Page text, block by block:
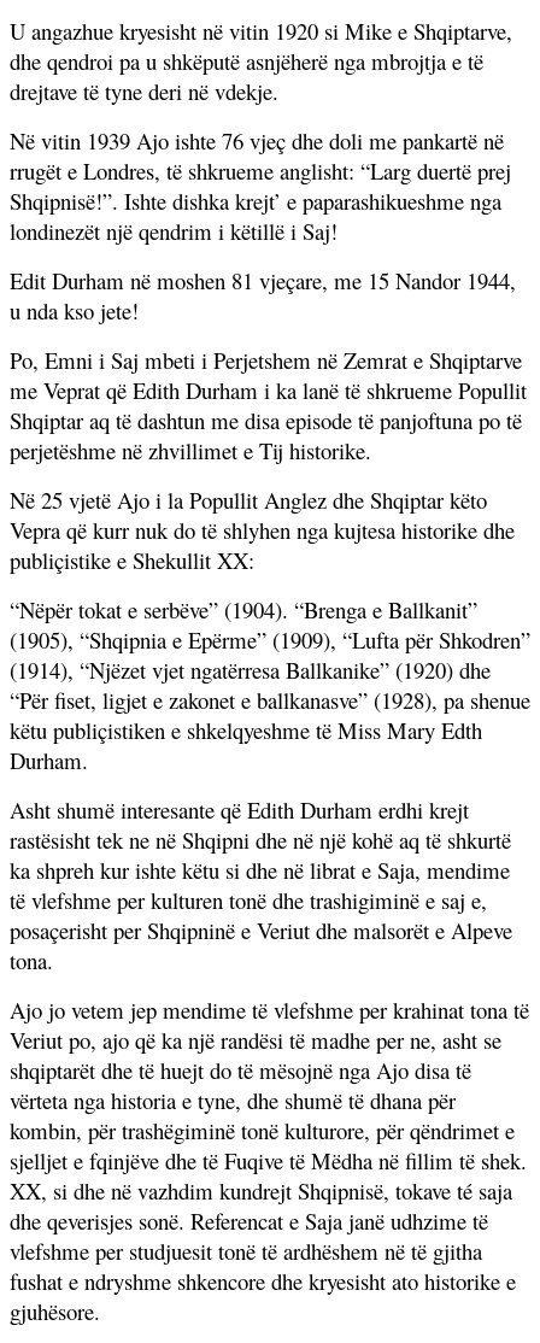
U angazhue kryesisht në vitin 1920 si Mike e Shqiptarve,
dhe qendroi pa u shkëputë asnjëherë nga mbrojtja e të
drejtave të tyne deri në vdekje.
Në vitin 1939 Ajo ishte 76 vjeç dhe doli me pankartë në
rrugët e Londres, të shkrueme anglisht: “Larg duertë prej
Shqipnisë!”. Ishte dishka krejt’ e paparashikueshme nga
londinezët një qendrim i këtillë i Saj!
Edit Durham në moshen 81 vjeçare, me 15 Nandor 1944,
u nda kso jete!
Po, Emni i Saj mbeti i Perjetshem në Zemrat e Shqiptarve
me Veprat që Edith Durham i ka lanë të shkrueme Popullit
Shqiptar aq të dashtun me disa episode të panjoftuna po të
perjetëshme në zhvillimet e Tij historike.
Në 25 vjetë Ajo i la Popullit Anglez dhe Shqiptar këto
Vepra që kurr nuk do të shlyhen nga kujtesa historike dhe
publiçistike e Shekullit XX:
“Nëpër tokat e serbëve” (1904). “Brenga e Ballkanit”
(1905), “Shqipnia e Epërme” (1909), “Lufta për Shkodren”
(1914), “Njëzet vjet ngatërresa Ballkanike” (1920) dhe
“Për fiset, ligjet e zakonet e ballkanasve” (1928), pa shenue
këtu publiçistiken e shkelqyeshme të Miss Mary Edth
Durham.
Asht shumë interesante që Edith Durham erdhi krejt
rastësisht tek ne në Shqipni dhe në një kohë aq të shkurtë
ka shpreh kur ishte këtu si dhe në librat e Saja, mendime
të vlefshme per kulturen tonë dhe trashigiminë e saj e,
posaçerisht per Shqipninë e Veriut dhe malsorët e Alpeve
tona.
Ajo jo vetem jep mendime të vlefshme per krahinat tona të
Veriut po, ajo që ka një randësi të madhe per ne, asht se
shqiptarët dhe të huejt do të mësojnë nga Ajo disa të
vërteta nga historia e tyne, dhe shumë të dhana për
kombin, për trashëgiminë tonë kulturore, për qëndrimet e
sjelljet e fqinjëve dhe të Fuqive të Mëdha në fillim të shek.
XX, si dhe në vazhdim kundrejt Shqipnisë, tokave té saja
dhe qeverisjes sonë. Referencat e Saja janë udhzime të
vlefshme per studjuesit tonë të ardhëshem në të gjitha
fushat e ndryshme shkencore dhe kryesisht ato historike e
gjuhësore.